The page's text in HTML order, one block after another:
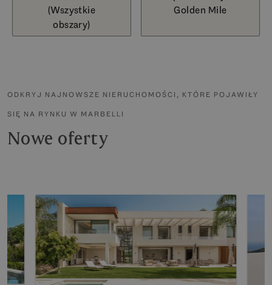
(Wszystkie
obszary)
Golden Mile
ODKRYJ NAJNOWSZE NIERUCHOMOŚCI, KTÓRE POJAWIŁY
SIĘ NA RYNKU W MARBELLI
Nowe oferty